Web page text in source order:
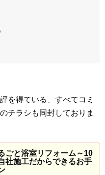
を得ている、すべてコミ
チラシも同封しておりま
ごと浴室リフォーム～10
社施工だからできるお手